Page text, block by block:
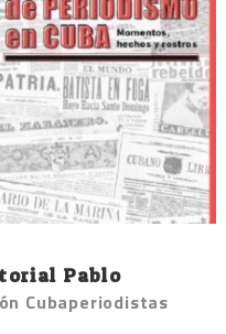
Pablo
Cubaperiodistas